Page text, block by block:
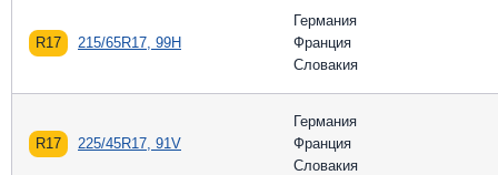
R17 215/65R17, 99H
Германия
Франция
Словакия
R17 225/45R17, 91V
Германия
Франция
Словакия